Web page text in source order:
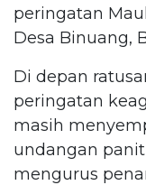
peringatan
Desa Binuang,
Di depan
peringatan
masih
undangan
mengurus